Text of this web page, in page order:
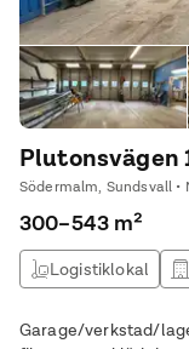
Plutonsvägen
Södermalm, Sundsvall •
300–543 m²
Logistiklokal
Garage/verkstad/